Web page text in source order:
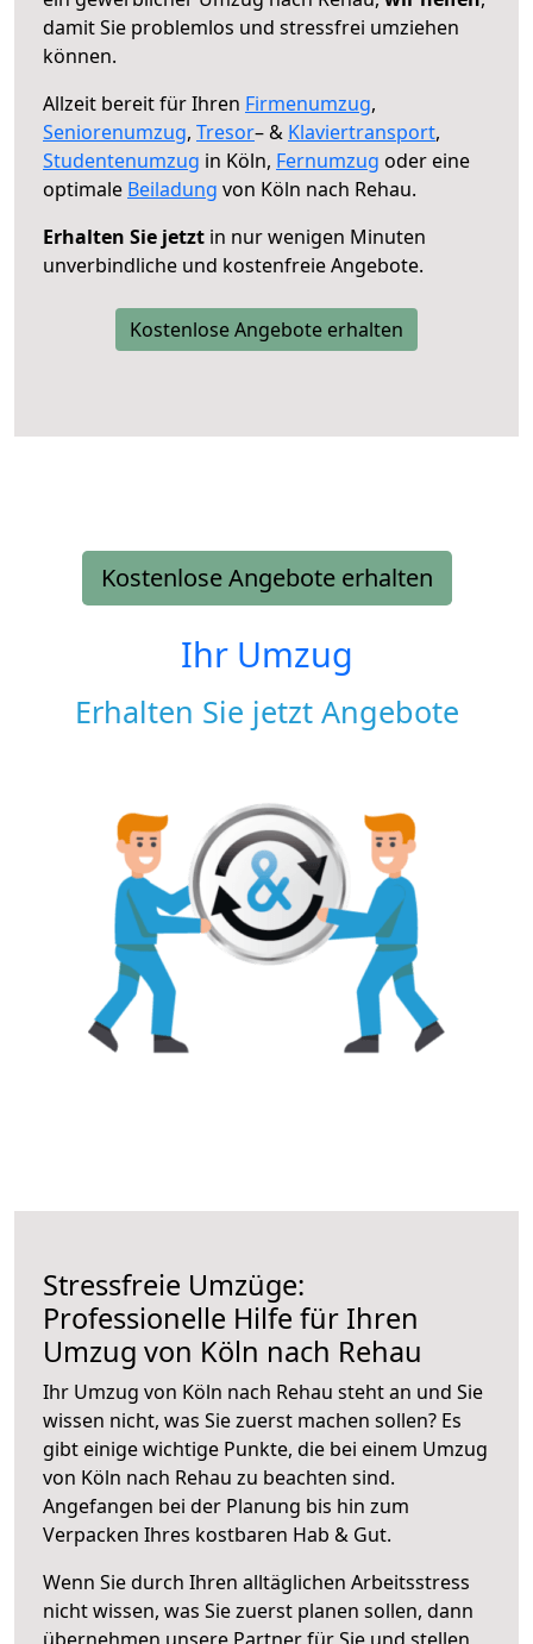
damit Sie problemlos und stressfrei umziehen
können.
Allzeit bereit für Ihren Firmenumzug,
Seniorenumzug, Tresor– & Klaviertransport,
Studentenumzug in Köln, Fernumzug oder eine
optimale Beiladung von Köln nach Rehau.
Erhalten Sie jetzt in nur wenigen Minuten
unverbindliche und kostenfreie Angebote.
Kostenlose Angebote erhalten
Kostenlose Angebote erhalten
Ihr Umzug
Erhalten Sie jetzt Angebote
Stressfreie Umzüge:
Professionelle Hilfe für Ihren
Umzug von Köln nach Rehau
Ihr Umzug von Köln nach Rehau steht an und Sie
wissen nicht, was Sie zuerst machen sollen? Es
gibt einige wichtige Punkte, die bei einem Umzug
von Köln nach Rehau zu beachten sind.
Angefangen bei der Planung bis hin zum
Verpacken Ihres kostbaren Hab & Gut.
Wenn Sie durch Ihren alltäglichen Arbeitsstress
nicht wissen, was Sie zuerst planen sollen, dann